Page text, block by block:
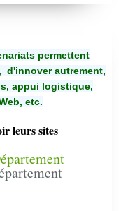
permettent
d'innover autrement,
appui logistique,
etc.
leurs sites